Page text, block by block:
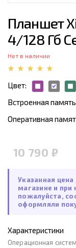
Планшет
4/128 Гб
Нет в наличии
Цвет:
Встроенная
Оперативная
10 790 ₽
Указанная
магазине и
пожалуйста,
оформляли
Характеристики
Операционная